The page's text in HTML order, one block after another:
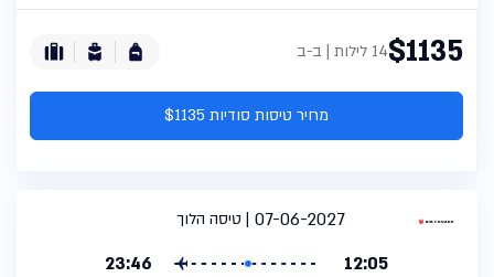
$113514 לילות | ב-ב
מחיר טיסות סודיות $1135
טיסה הלוך
07-06-2027
12:05
23:46